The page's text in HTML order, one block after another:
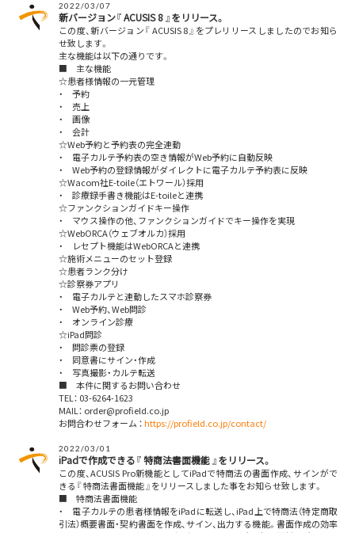
2022/03/07
新バージョン『 ACUSIS 8 』をリリース。
この度、新バージョン『 ACUSIS 8 』をプレリリースしましたのでお知ら
せ致します。
主な機能は以下の通りです。
■ 主な機能
☆患者様情報の一元管理
・ 予約
・ 売上
・ 画像
・ 会計
☆Web予約と予約表の完全連動
・ 電子カルテ予約表の空き情報がWeb予約に自動反映
・ Web予約の登録情報がダイレクトに電子カルテ予約表に反映
☆Wacom社E-toile（エトワール）採用
・ 診療録手書き機能はE-toileと連携
☆ファンクションガイドキー操作
・ マウス操作の他、ファンクションガイドでキー操作を実現
☆WebORCA（ウェブオルカ）採用
・ レセプト機能はWebORCAと連携
☆施術メニューのセット登録
☆患者ランク分け
☆診察券アプリ
・ 電子カルテと連動したスマホ診察券
・ Web予約、Web問診
・ オンライン診療
☆iPad問診
・ 問診票の登録
・ 同意書にサイン・作成
・ 写真撮影・カルテ転送
■ 本件に関するお問い合わせ
TEL： 03-6264-1623
MAIL： order@profield.co.jp
お問合わせフォーム ：https://profield.co.jp/contact/
2022/03/01
iPadで作成できる『 特商法書面機能 』をリリース。
この度、ACUSIS Pro新機能としてiPadで特商法の書面作成、サインがで
きる『 特商法書面機能 』をリリースしました事をお知らせ致します。
■ 特商法書面機能
・ 電子カルテの患者様情報をiPadに転送し、iPad上で特商法（特定商取
引法）概要書面・契約書面を作成、サイン、出力する機能。書面作成の効率